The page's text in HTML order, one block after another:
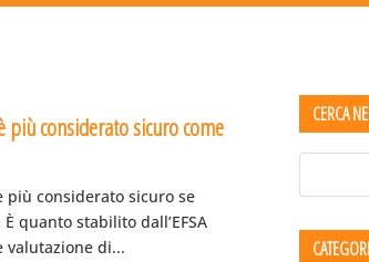
più considerato sicuro come
più considerato sicuro se
quanto stabilito dall’EFSA
valutazione di...
CERCA